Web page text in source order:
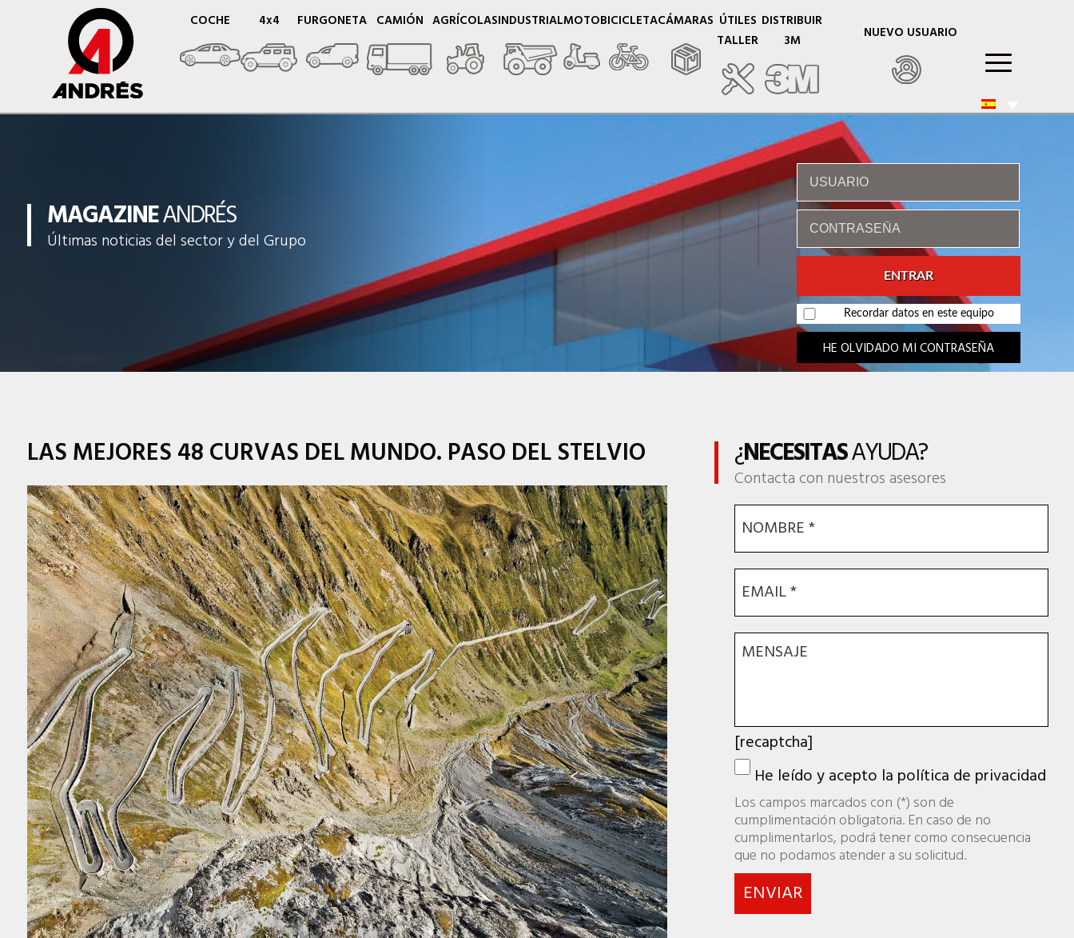
COCHE 4x4 FURGONETA CAMIÓN AGRÍCOLASINDUSTRIALMOTOBICICLETACÁMARAS ÚTILES
TALLER
DISTRIBUIR
3M
NUEVO USUARIO
Recordar datos en este equipo
HE OLVIDADO MI CONTRASEÑA
MAGAZINEANDRÉS
Últimas noticias del sector y del Grupo
LAS MEJORES 48 CURVAS DEL MUNDO. PASO DEL STELVIO ¿NECESITASAYUDA?
Contacta con nuestros asesores
[recaptcha]
He leído y acepto la política de privacidad
Los campos marcados con (*) son de
cumplimentación obligatoria. En caso de no
cumplimentarlos, podrá tener como consecuencia
que no podamos atender a su solicitud.